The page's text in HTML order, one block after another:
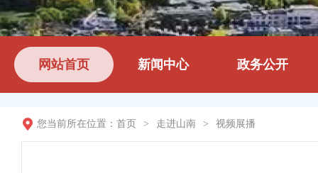
网站首页 新闻中心 政务公开
您当前所在位置： 首页 > 走进山南 > 视频展播